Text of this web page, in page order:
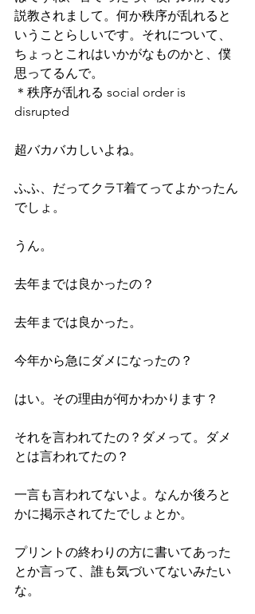
説教されまして。何か秩序が乱れると
いうことらしいです。それについて、
ちょっとこれはいかがなものかと、僕
思ってるんで。
＊秩序が乱れる social order is
disrupted
超バカバカしいよね。
ふふ、だってクラT着てってよかったん
でしょ。
うん。
去年までは良かったの？
去年までは良かった。
今年から急にダメになったの？
はい。その理由が何かわかります？
それを言われてたの？ダメって。ダメ
とは言われてたの？
一言も言われてないよ。なんか後ろと
かに掲示されてたでしょとか。
プリントの終わりの方に書いてあった
とか言って、誰も気づいてないみたい
な。